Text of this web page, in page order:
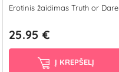
Erotinis žaidimas Truth or Dare
25.95 €
Į KREPŠELĮ